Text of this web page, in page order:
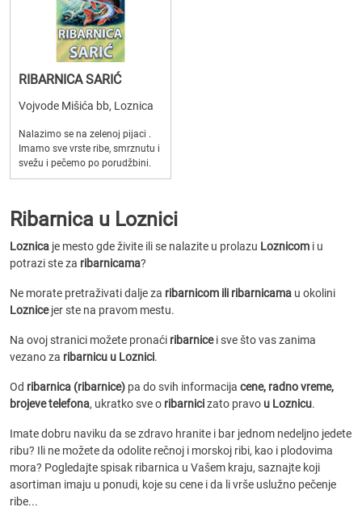
RIBARNICA SARIĆ
Vojvode Mišića bb, Loznica
Nalazimo se na zelenoj pijaci .
Imamo sve vrste ribe, smrznutu i
svežu i pečemo po porudžbini.
Ribarnica u Loznici
Loznica je mesto gde živite ili se nalazite u prolazu Loznicom i u
potrazi ste za ribarnicama?
Ne morate pretraživati dalje za ribarnicom ili ribarnicama u okolini
Loznicejer ste na pravom mestu.
Na ovoj stranici možete pronaći ribarnicei sve što vas zanima
vezano za ribarnicu u Loznici.
Od ribarnica (ribarnice) pa do svih informacija cene, radno vreme,
brojeve telefona, ukratko sve o ribarnicizato pravo u Loznicu.
Imate dobru naviku da se zdravo hranite i bar jednom nedeljno jedete
ribu? Ili ne možete da odolite rečnoj i morskoj ribi, kao i plodovima
mora? Pogledajte spisak ribarnica u Vašem kraju, saznajte koji
asortiman imaju u ponudi, koje su cene i da li vrše uslužno pečenje
ribe...